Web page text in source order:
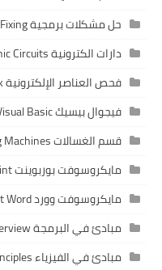
حل مشكلات برمجية Software Errors Fixing
دارات الكترونية Electronic Circuits
فحص العناصر الإلكترونية Electronics Check
فيجوال بيسيك Visual Basic
قسم الغسالات Washing Machines
مايكروسوفت بوربوينت Microsoft PowerPoint
مايكروسوفت وورد Microsoft Word
مبادئ في البرمجة Programming Overview
مبادئ في الفيزياء Physics Principles